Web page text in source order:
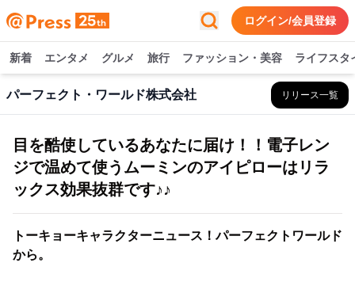
ログイン/会員登録
新着 エンタメ グルメ 旅行 ファッション・美容 ライフスタ
パーフェクト・ワールド株式会社 リリース一覧
目を酷使しているあなたに届け！！電子レン
ジで温めて使うムーミンのアイピローはリラ
ックス効果抜群です♪♪
トーキョーキャラクターニュース！パーフェクトワールド
から。